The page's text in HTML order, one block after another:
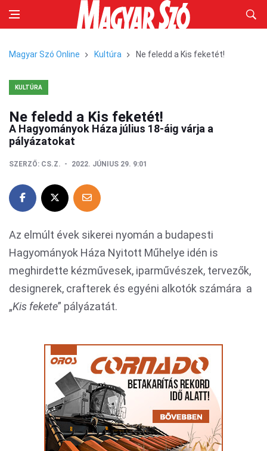
Magyar Szó Online Kultúra Ne feledd a Kis feketét!
KULTÚRA
Ne feledd a Kis feketét!
A Hagyományok Háza július 18-áig várja a
pályázatokat
SZERZŐ: CS.Z. 2022. JÚNIUS 29. 9:01
Az elmúlt évek sikerei nyomán a budapesti
Hagyományok Háza Nyitott Műhelye idén is
meghirdette kézművesek, iparművészek, tervezők,
designerek, crafterek és egyéni alkotók számára a
„Kis fekete” pályázatát.